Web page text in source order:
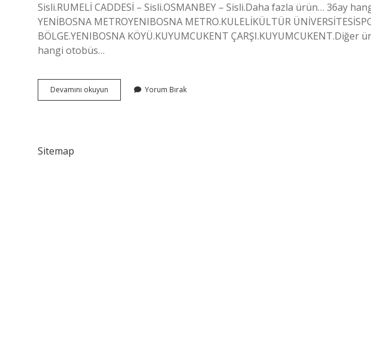
Sisli.RUMELİ CADDESİ – Sisli.OSMANBEY – Sisli.Daha fazla ürün… 36ay
YENİBOSNA METROYENIBOSNA METRO.KULELİKÜLTÜR
BÖLGE.YENIBOSNA KÖYÜ.KUYUMCUKENT
hangi otobüs…
Devamını okuyun
A
Yorum Bırak
Sitemap